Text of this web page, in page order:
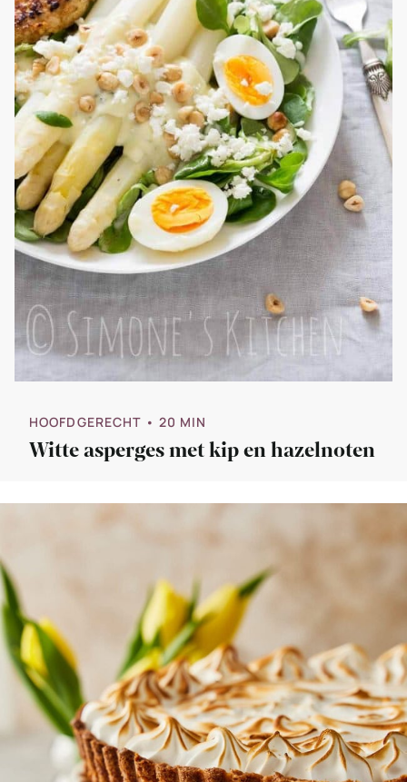
HOOFDGERECHT • 20 MIN
Witte asperges met kip en hazelnoten